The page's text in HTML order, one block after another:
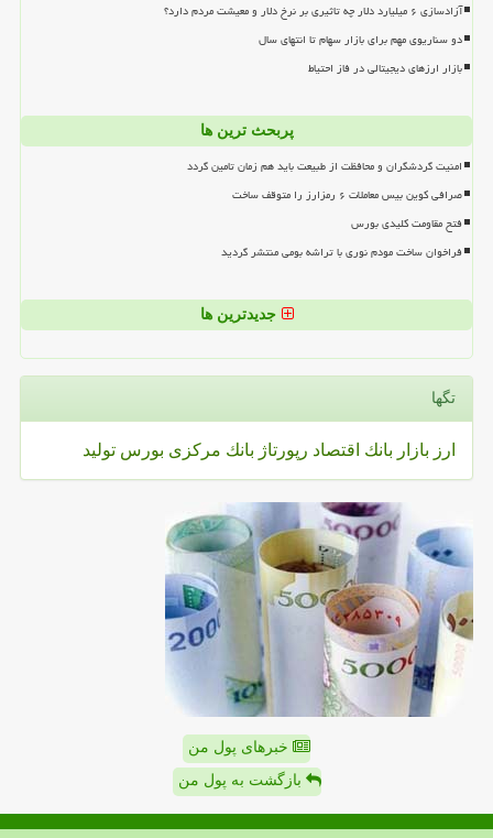
آزادسازی ۶ میلیارد دلار چه تاثیری بر نرخ دلار و معیشت مردم دارد؟
دو سناریوی مهم برای بازار سهام تا انتهای سال
بازار ارزهای دیجیتالی در فاز احتیاط
پربحث ترین ها
امنیت گردشگران و محافظت از طبیعت باید هم زمان تامین گردد
صرافی کوین بیس معاملات ۶ رمزارز را متوقف ساخت
فتح مقاومت کلیدی بورس
فراخوان ساخت مودم نوری با تراشه بومی منتشر گردید
جدیدترین ها
تگها
ارز بازار بانك اقتصاد رپورتاژ بانك مركزی بورس تولید
خبرهای پول من
بازگشت به پول من